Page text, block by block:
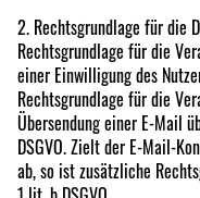
2. Rechtsgrundlage für die
Rechtsgrundlage für die
einer Einwilligung des
Rechtsgrundlage für die
Übersendung einer E-Mail
DSGVO. Zielt der E-Mail-
ab, so ist zusätzliche